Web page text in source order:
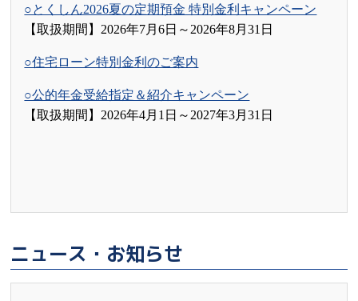
○とくしん2026夏の定期預金 特別金利キャンペーン
【取扱期間】2026年7月6日～2026年8月31日
○住宅ローン特別金利のご案内
○公的年金受給指定＆紹介キャンペーン
【取扱期間】2026年4月1日～2027年3月31日
ニュース・お知らせ